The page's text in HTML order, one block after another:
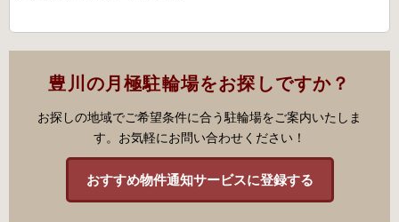
豊川の月極駐輪場をお探しですか？
お探しの地域でご希望条件に合う駐輪場をご案内いたしま
す。お気軽にお問い合わせください！
おすすめ物件通知サービスに登録する